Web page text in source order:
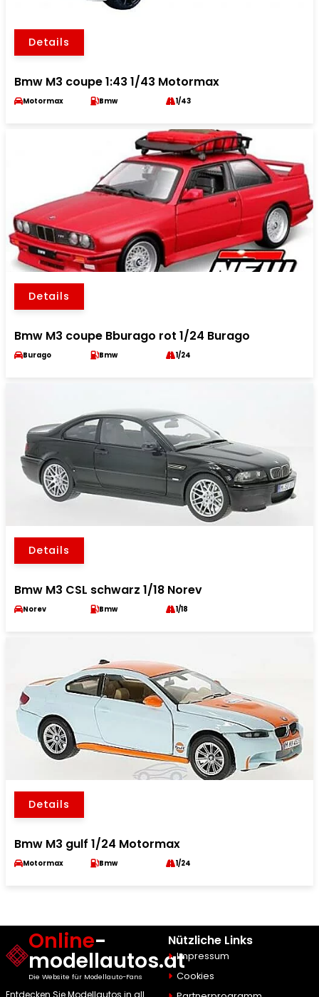
Details
Bmw M3 coupe 1:43 1/43 Motormax
Motormax Bmw 1/43
Details
Bmw M3 coupe Bburago rot 1/24 Burago
Burago Bmw 1/24
Details
Bmw M3 CSL schwarz 1/18 Norev
Norev Bmw 1/18
Details
Bmw M3 gulf 1/24 Motormax
Motormax Bmw 1/24
Online-
modellautos.at
Die Website für Modellauto-Fans
Entdecken Sie Modellautos in all
Nützliche Links
Impressum
Cookies